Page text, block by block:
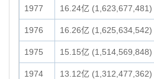
1977 16.24亿 (1,623,677,481)
1976 16.26亿 (1,625,634,542)
1975 15.15亿 (1,514,569,848)
1974 13.12亿 (1,312,477,362)